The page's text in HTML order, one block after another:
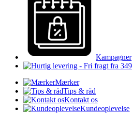
Kampagner
Mærker
Tips & råd
Kontakt os
Kundeoplevelse